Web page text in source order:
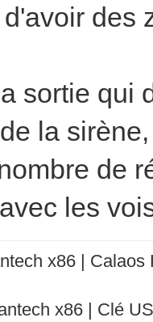
des
sortie qui
la
de
les
x86 |
x86 | Clé